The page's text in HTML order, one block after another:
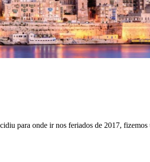
para onde ir nos feriados de 2017,